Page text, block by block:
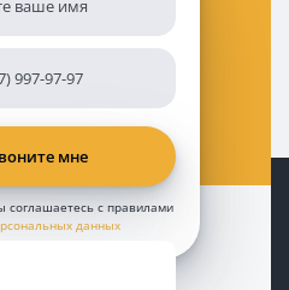
соглашаетесь с правилами
данных